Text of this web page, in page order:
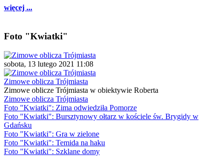
więcej ...
Foto "Kwiatki"
sobota, 13 lutego 2021 11:08
Zimowe oblicza Trójmiasta
Zimowe oblicze Trójmiasta w obiektywie Roberta
Zimowe oblicza Trójmiasta
Foto "Kwiatki": Zima odwiedziła Pomorze
Foto "Kwiatki": Bursztynowy ołtarz w kościele św. Brygidy w
Gdańsku
Foto "Kwiatki": Gra w zielone
Foto "Kwiatki": Temida na haku
Foto "Kwiatki": Szklane domy